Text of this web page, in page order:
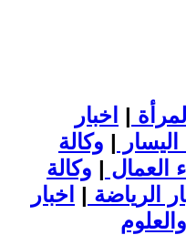
| اخبار
اليسار | وكالة
العمال | وكالة
الرياضة | اخبار